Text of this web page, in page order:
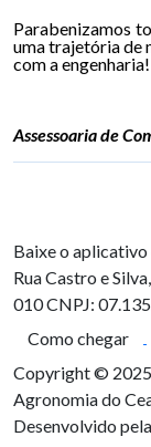
Parabenizamos
uma trajetória de
com a engenharia!
Assessoaria de
Baixe o aplicativo
Rua Castro e
010CNPJ:
Como chegar
Copyright © 2025
Agronomia do
Desenvolvido